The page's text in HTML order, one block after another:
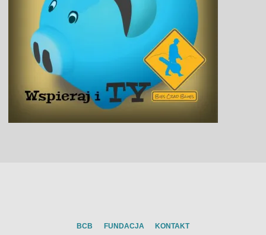
BCB FUNDACJA KONTAKT